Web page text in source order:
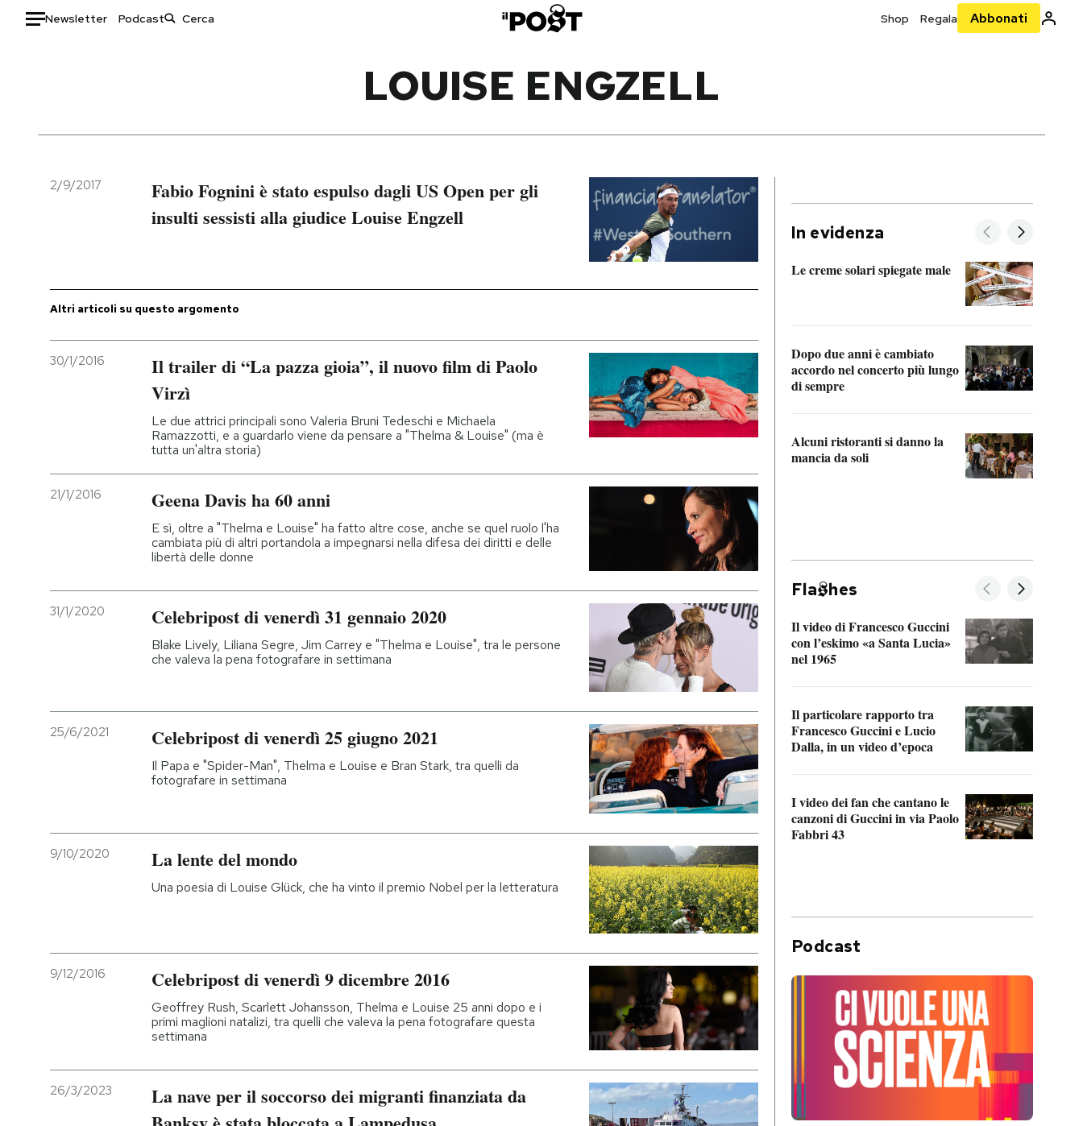
Newsletter Podcast Shop Regala Abbonati
Italia
Politica
Moda
Storie/Idee
Ok Boomer!
I MIEI PREFERITI
CALENDARIO
AREA PERSONALE
LOUISE ENGZELL
2/9/2017
Fabio Fognini è stato espulso dagli US Open per gli
insulti sessisti alla giudice Louise Engzell
Altri articoli su questo argomento
30/1/2016
Il trailer di “La pazza gioia”, il nuovo film di Paolo
Virzì
Le due attrici principali sono Valeria Bruni Tedeschi e Michaela
Ramazzotti, e a guardarlo viene da pensare a "Thelma & Louise" (ma è
tutta un'altra storia)
21/1/2016 Geena Davis ha 60 anni
E sì, oltre a "Thelma e Louise" ha fatto altre cose, anche se quel ruolo l'ha
cambiata più di altri portandola a impegnarsi nella difesa dei diritti e delle
libertà delle donne
31/1/2020 Celebripost di venerdì 31 gennaio 2020
Blake Lively, Liliana Segre, Jim Carrey e "Thelma e Louise", tra le persone
che valeva la pena fotografare in settimana
25/6/2021 Celebripost di venerdì 25 giugno 2021
Il Papa e "Spider-Man", Thelma e Louise e Bran Stark, tra quelli da
fotografare in settimana
9/10/2020 La lente del mondo
Una poesia di Louise Glück, che ha vinto il premio Nobel per la letteratura
9/12/2016 Celebripost di venerdì 9 dicembre 2016
Geoffrey Rush, Scarlett Johansson, Thelma e Louise 25 anni dopo e i
primi maglioni natalizi, tra quelli che valeva la pena fotografare questa
settimana
26/3/2023
La nave per il soccorso dei migranti finanziata da
In evidenza
Le creme solari spiegate male
Dopo due anni è cambiato
accordo nel concerto più lungo
di sempre
Alcuni ristoranti si danno la
mancia da soli
Fla hes
Il video di Francesco Guccini
con l’eskimo «a Santa Lucia»
nel 1965
Il particolare rapporto tra
Francesco Guccini e Lucio
Dalla, in un video d’epoca
I video dei fan che cantano le
canzoni di Guccini in via Paolo
Fabbri 43
Podcast